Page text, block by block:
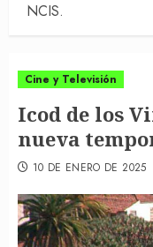
NCIS.
Cine y Televisión
Icod de los
nueva
10 DE ENERO DE 2025